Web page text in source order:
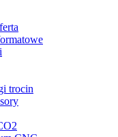
trocin